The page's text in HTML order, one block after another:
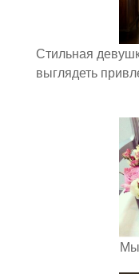
Стильная
выглядеть
Мы